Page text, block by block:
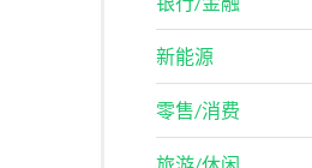
新能源
零售/消费